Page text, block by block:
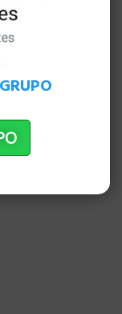
fortaleça os
para os
a paz com